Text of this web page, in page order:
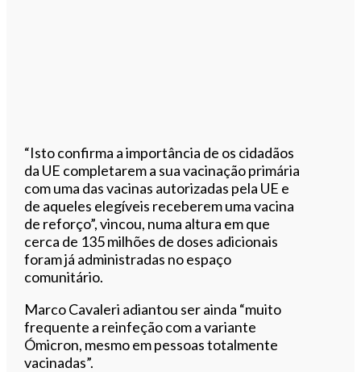
“Isto confirma a importância de os cidadãos
da UE completarem a sua vacinação primária
com uma das vacinas autorizadas pela UE e
de aqueles elegíveis receberem uma vacina
de reforço”, vincou, numa altura em que
cerca de 135 milhões de doses adicionais
foram já administradas no espaço
comunitário.
Marco Cavaleri adiantou ser ainda “muito
frequente a reinfeção com a variante
Ómicron, mesmo em pessoas totalmente
vacinadas”.